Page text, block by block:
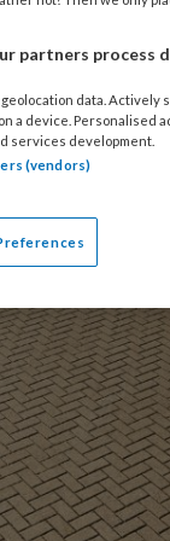
begeleid
mij is
partners process
data.
a device. Personalised
services development.
(vendors)